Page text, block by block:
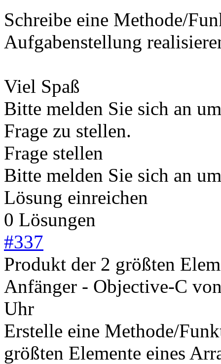
Schreibe eine Methode/
Aufgabenstellung
Viel Spaß
Bitte melden Sie sich an
Frage zu stellen.
Frage stellen
Bitte melden Sie sich an
Lösung einreichen
0 Lösungen
#337
Produkt der 2 größten
Anfänger - Objective-C
Uhr
Erstelle eine Methode/
größten Elemente eines